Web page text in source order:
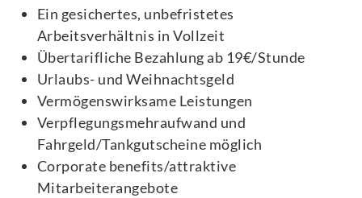
Ein gesichertes, unbefristetes
Arbeitsverhältnis in Vollzeit
Übertarifliche Bezahlung ab 19€/Stunde
Urlaubs- und Weihnachtsgeld
Vermögenswirksame Leistungen
Verpflegungsmehraufwand und
Fahrgeld/Tankgutscheine möglich
Corporate benefits/attraktive
Mitarbeiterangebote